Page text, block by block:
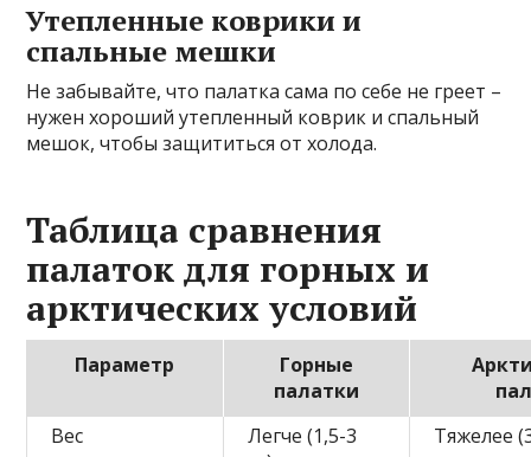
Утепленные коврики и
спальные мешки
Не забывайте, что палатка сама по себе не греет –
нужен хороший утепленный коврик и спальный
мешок, чтобы защититься от холода.
Таблица сравнения
палаток для горных и
арктических условий
Параметр
Горные
палатки
Вес
Легче (1,5-3
Тяжелее